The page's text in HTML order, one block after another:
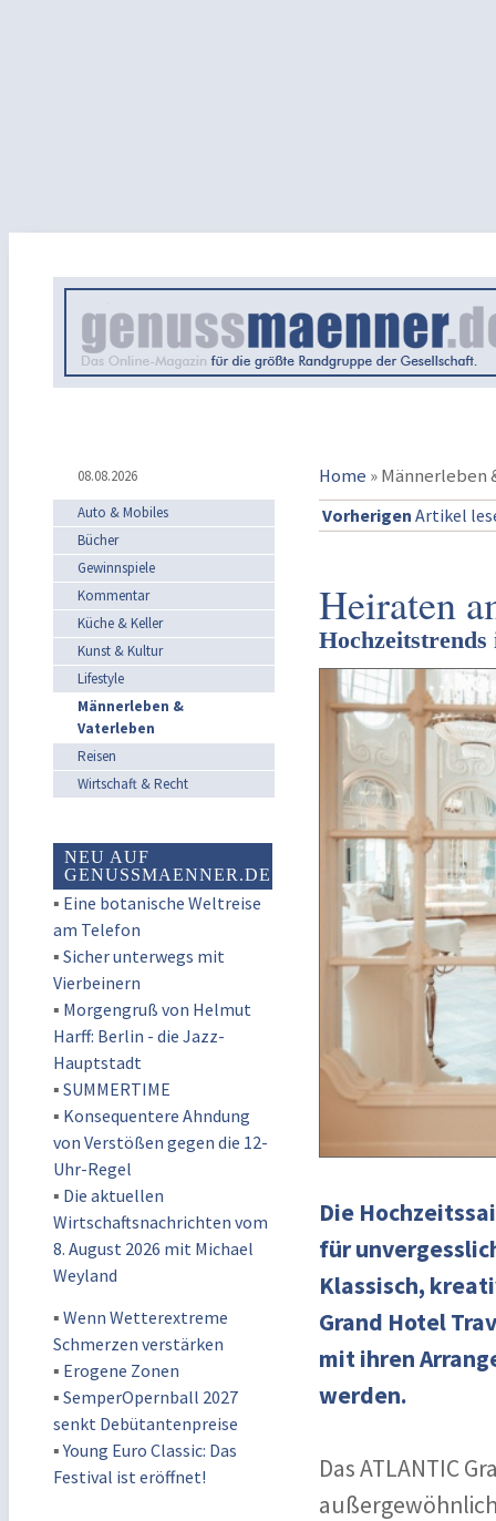
08.08.2026 Home »Männerleben
Auto & Mobiles
Bücher
Gewinnspiele
Kommentar
Küche & Keller
Kunst & Kultur
Lifestyle
Männerleben &
Vaterleben
Reisen
Wirtschaft & Recht
NEU AUF
GENUSSMAENNER.DE
▪ Eine botanische Weltreise
am Telefon
▪ Sicher unterwegs mit
Vierbeinern
▪ Morgengruß von Helmut
Harff: Berlin - die Jazz-
Hauptstadt
▪ SUMMERTIME
▪ Konsequentere Ahndung
von Verstößen gegen die 12-
Uhr-Regel
▪ Die aktuellen
Wirtschaftsnachrichten vom
8. August 2026 mit Michael
Weyland
▪ Wenn Wetterextreme
Schmerzen verstärken
▪ Erogene Zonen
▪ SemperOpernball 2027
senkt Debütantenpreise
▪Young Euro Classic: Das
Festival ist eröffnet!
Vorherigen Artikel
Heiraten
Die
für
Klassisch,
Grand Hotel
mit ihren
werden.
Das ATLANTIC